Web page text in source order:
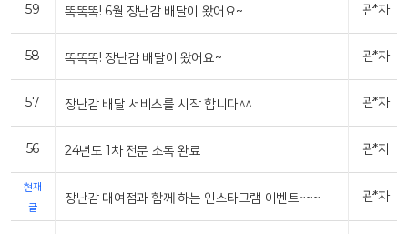
59 똑똑똑! 6월 장난감 배달이 왔어요~ 관*자
58 똑똑똑! 장난감 배달이 왔어요~ 관*자
57 장난감 배달 서비스를 시작 합니다^^ 관*자
56 24년도 1차 전문 소독 완료 관*자
현재
글
장난감 대여점과 함께 하는 인스타그램 이벤트~~~ 관*자